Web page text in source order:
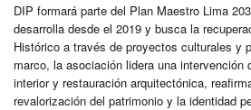
DIP formará parte del Plan Maestro Lima
desarrolla desde el 2019 y busca la
Histórico a través de proyectos culturales y
marco, la asociación lidera una intervención
interior y restauración arquitectónica,
revalorización del patrimonio y la identidad